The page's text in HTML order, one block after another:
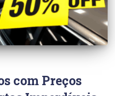
com Preços